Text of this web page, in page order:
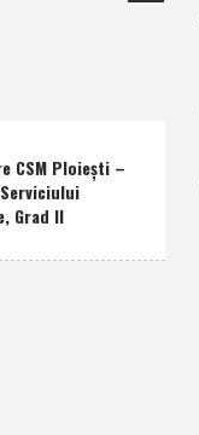
CSM Ploieşti –
Grad II